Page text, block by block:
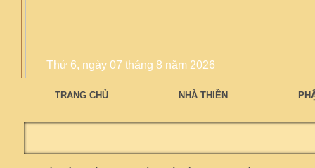
Thứ 6, ngày 07 tháng 8 năm 2026
TRANG CHỦ NHÀ THIỀN